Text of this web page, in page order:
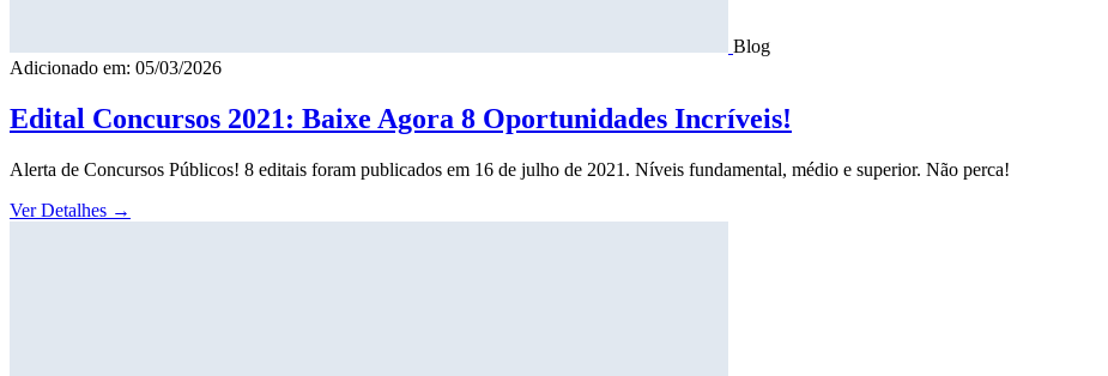
Blog
Adicionado em: 05/03/2026
Edital Concursos 2021: Baixe Agora 8 Oportunidades Incríveis!
Alerta de Concursos Públicos! 8 editais foram publicados em 16 de julho de 2021. Níveis fundamental, médio e superior. Não perca!
Ver Detalhes →